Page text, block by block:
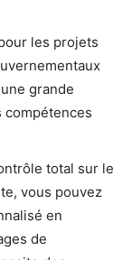
les projets
grande
total sur le
vous pouvez
en
de